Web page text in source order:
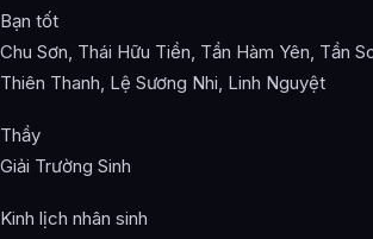
Bạn tốt
Chu Sơn, Thái Hữu Tiền, Tần Hàm Yên, Tần
Thiên Thanh, Lệ Sương Nhi, Linh Nguyệt
Thầy
Giải Trường Sinh
Kinh lịch nhân sinh